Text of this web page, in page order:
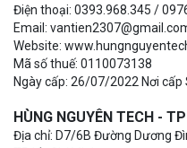
Điện thoại: 0393.968.345 /
Email:
Website:
Mã số thuế: 0110073138
Ngày cấp: 26/07/2022 Nơi cấp
HÙNG NGUYÊN TECH -
Địa chỉ: D7/6B Đường Dương